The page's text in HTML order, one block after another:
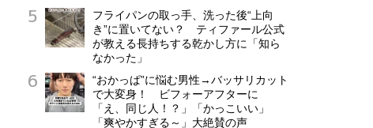
フライパンの取っ手、洗った後“上向
き”に置いてない？ ティファール公式
が教える長持ちする乾かし方に「知ら
なかった」
“おかっぱ”に悩む男性→バッサリカット
で大変身！ ビフォーアフターに
「え、同じ人！？」「かっこいい」
「爽やかすぎる～」大絶賛の声